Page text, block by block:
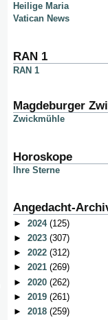
Heilige Maria
Vatican News
RAN 1
RAN 1
Magdeburger
Zwickmühle
Horoskope
Ihre Sterne
Angedacht-
► 2024 (125)
► 2023 (307)
► 2022 (312)
► 2021 (269)
► 2020 (262)
► 2019 (261)
► 2018 (259)